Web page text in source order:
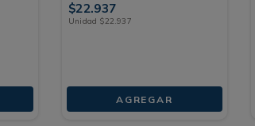
$22.937
Unidad $22.937
AGREGAR